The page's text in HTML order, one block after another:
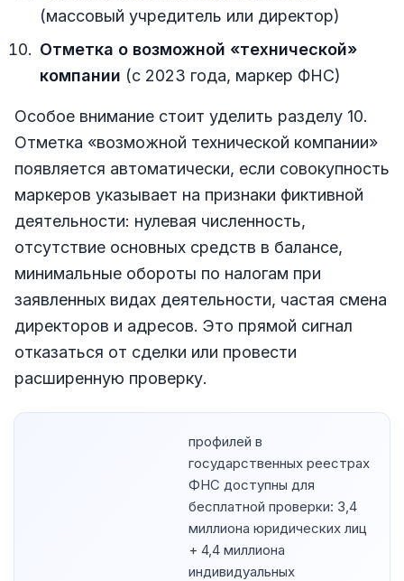
(массовый учредитель или директор)
Отметка о возможной «технической»
компании (с 2023 года, маркер ФНС)
Особое внимание стоит уделить разделу 10.
Отметка «возможной технической компании»
появляется автоматически, если совокупность
маркеров указывает на признаки фиктивной
деятельности: нулевая численность,
отсутствие основных средств в балансе,
минимальные обороты по налогам при
заявленных видах деятельности, частая смена
директоров и адресов. Это прямой сигнал
отказаться от сделки или провести
расширенную проверку.
профилей в
государственных реестрах
ФНС доступны для
бесплатной проверки: 3,4
миллиона юридических лиц
+ 4,4 миллиона
индивидуальных